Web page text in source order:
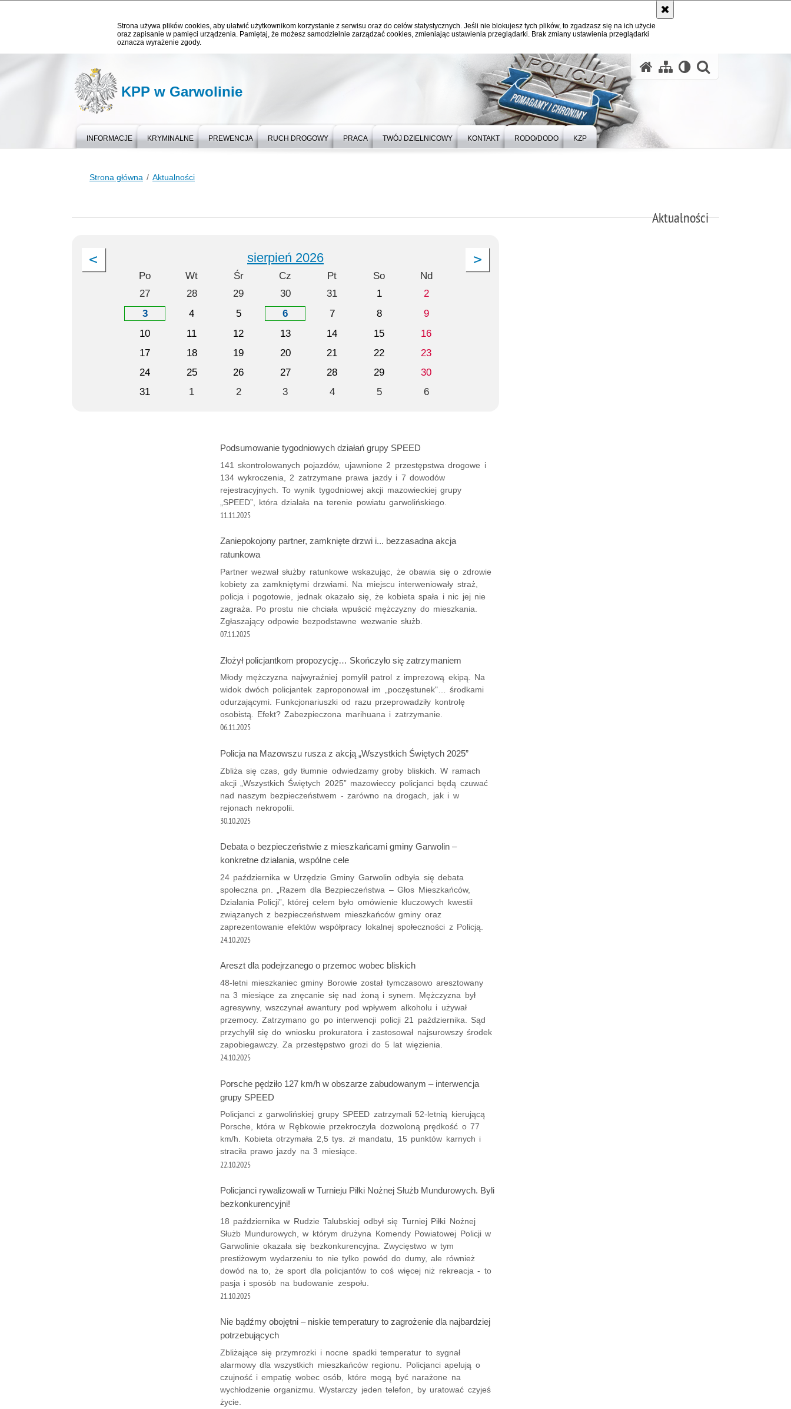
Strona używa plików cookies, aby ułatwić użytkownikom korzystanie z serwisu oraz do celów statystycznych. Jeśli nie blokujesz tych plików, to zgadzasz się na ich użycie
oraz zapisanie w pamięci urządzenia. Pamiętaj, że możesz samodzielnie zarządzać cookies, zmieniając ustawienia przeglądarki. Brak zmiany ustawienia przeglądarki
oznacza wyrażenie zgody.
KPP w Garwolinie
INFORMACJE KRYMINALNE PREWENCJA RUCH DROGOWY PRACA TWÓJ DZIELNICOWY KONTAKT RODO/DODO KZP
Strona główna Aktualności
Aktualności
sierpień 2026
Po Wt Śr Cz Pt So
Nd
27
28 29 30 31 1
2
3
4 5 6 7 8
9
10
11 12 13 14 15
16
17
18 19 20 21 22
23
24
25 26 27 28 29
30
31
1 2 3 4 5 6
Podsumowanie tygodniowych działań grupy SPEED
141 skontrolowanych pojazdów, ujawnione 2 przestępstwa drogowe i
134 wykroczenia, 2 zatrzymane prawa jazdy i 7 dowodów
rejestracyjnych. To wynik tygodniowej akcji mazowieckiej grupy
„SPEED”, która działała na terenie powiatu garwolińskiego.
11.11.2025
Zaniepokojony partner, zamknięte drzwi i... bezzasadna akcja
ratunkowa
Partner wezwał służby ratunkowe wskazując, że obawia się o zdrowie
kobiety za zamkniętymi drzwiami. Na miejscu interweniowały straż,
policja i pogotowie, jednak okazało się, że kobieta spała i nic jej nie
zagraża. Po prostu nie chciała wpuścić mężczyzny do mieszkania.
Zgłaszający odpowie bezpodstawne wezwanie służb.
07.11.2025
Złożył policjantkom propozycję… Skończyło się zatrzymaniem
Młody mężczyzna najwyraźniej pomylił patrol z imprezową ekipą. Na
widok dwóch policjantek zaproponował im „poczęstunek"… środkami
odurzającymi. Funkcjonariuszki od razu przeprowadziły kontrolę
osobistą. Efekt? Zabezpieczona marihuana i zatrzymanie.
06.11.2025
Policja na Mazowszu rusza z akcją „Wszystkich Świętych 2025”
Zbliża się czas, gdy tłumnie odwiedzamy groby bliskich. W ramach
akcji „Wszystkich Świętych 2025” mazowieccy policjanci będą czuwać
nad naszym bezpieczeństwem - zarówno na drogach, jak i w
rejonach nekropolii.
30.10.2025
Debata o bezpieczeństwie z mieszkańcami gminy Garwolin –
konkretne działania, wspólne cele
24 października w Urzędzie Gminy Garwolin odbyła się debata
społeczna pn. „Razem dla Bezpieczeństwa – Głos Mieszkańców,
Działania Policji”, której celem było omówienie kluczowych kwestii
związanych z bezpieczeństwem mieszkańców gminy oraz
zaprezentowanie efektów współpracy lokalnej społeczności z Policją.
24.10.2025
Areszt dla podejrzanego o przemoc wobec bliskich
48-letni mieszkaniec gminy Borowie został tymczasowo aresztowany
na 3 miesiące za znęcanie się nad żoną i synem. Mężczyzna był
agresywny, wszczynał awantury pod wpływem alkoholu i używał
przemocy. Zatrzymano go po interwencji policji 21 października. Sąd
przychylił się do wniosku prokuratora i zastosował najsurowszy środek
zapobiegawczy. Za przestępstwo grozi do 5 lat więzienia.
24.10.2025
Porsche pędziło 127 km/h w obszarze zabudowanym – interwencja
grupy SPEED
Policjanci z garwolińskiej grupy SPEED zatrzymali 52-letnią kierującą
Porsche, która w Rębkowie przekroczyła dozwoloną prędkość o 77
km/h. Kobieta otrzymała 2,5 tys. zł mandatu, 15 punktów karnych i
straciła prawo jazdy na 3 miesiące.
22.10.2025
Policjanci rywalizowali w Turnieju Piłki Nożnej Służb Mundurowych. Byli
bezkonkurencyjni!
18 października w Rudzie Talubskiej odbył się Turniej Piłki Nożnej
Służb Mundurowych, w którym drużyna Komendy Powiatowej Policji w
Garwolinie okazała się bezkonkurencyjna. Zwycięstwo w tym
prestiżowym wydarzeniu to nie tylko powód do dumy, ale również
dowód na to, że sport dla policjantów to coś więcej niż rekreacja - to
pasja i sposób na budowanie zespołu.
21.10.2025
Nie bądźmy obojętni – niskie temperatury to zagrożenie dla najbardziej
potrzebujących
Zbliżające się przymrozki i nocne spadki temperatur to sygnał
alarmowy dla wszystkich mieszkańców regionu. Policjanci apelują o
czujność i empatię wobec osób, które mogą być narażone na
wychłodzenie organizmu. Wystarczy jeden telefon, by uratować czyjeś
życie.